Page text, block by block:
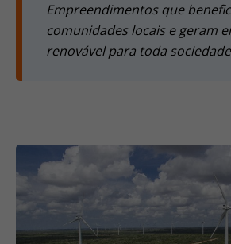
Empreendimentos que
comunidades locais e geram
renovável para toda